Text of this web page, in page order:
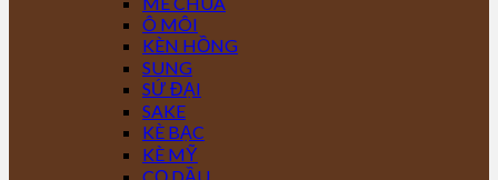
Ô MÔI
KÈN HỒNG
SUNG
SỨ ĐẠI
SAKE
KÈ BẠC
KÈ MỸ